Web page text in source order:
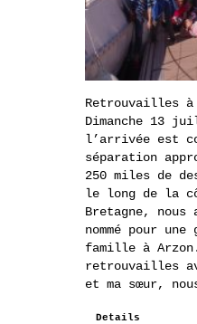
Retrouvailles
Dimanche 13
l’arrivée est
séparation
250 miles de
le long de la
Bretagne,
nommé pour
famille à
retrouvailles
et ma sœur,
Details